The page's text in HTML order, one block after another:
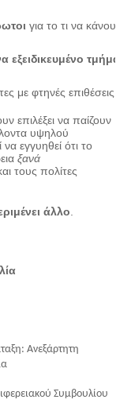
για το τι να κάνουν
εξειδικευμένο τμήμα
με φτηνές επιθέσεις
επιλέξει να παίζουν
υψηλού
εγγυηθεί ότι το
ξανά
τους πολίτες
άλλο
Ανεξάρτητη
Συμβουλίου